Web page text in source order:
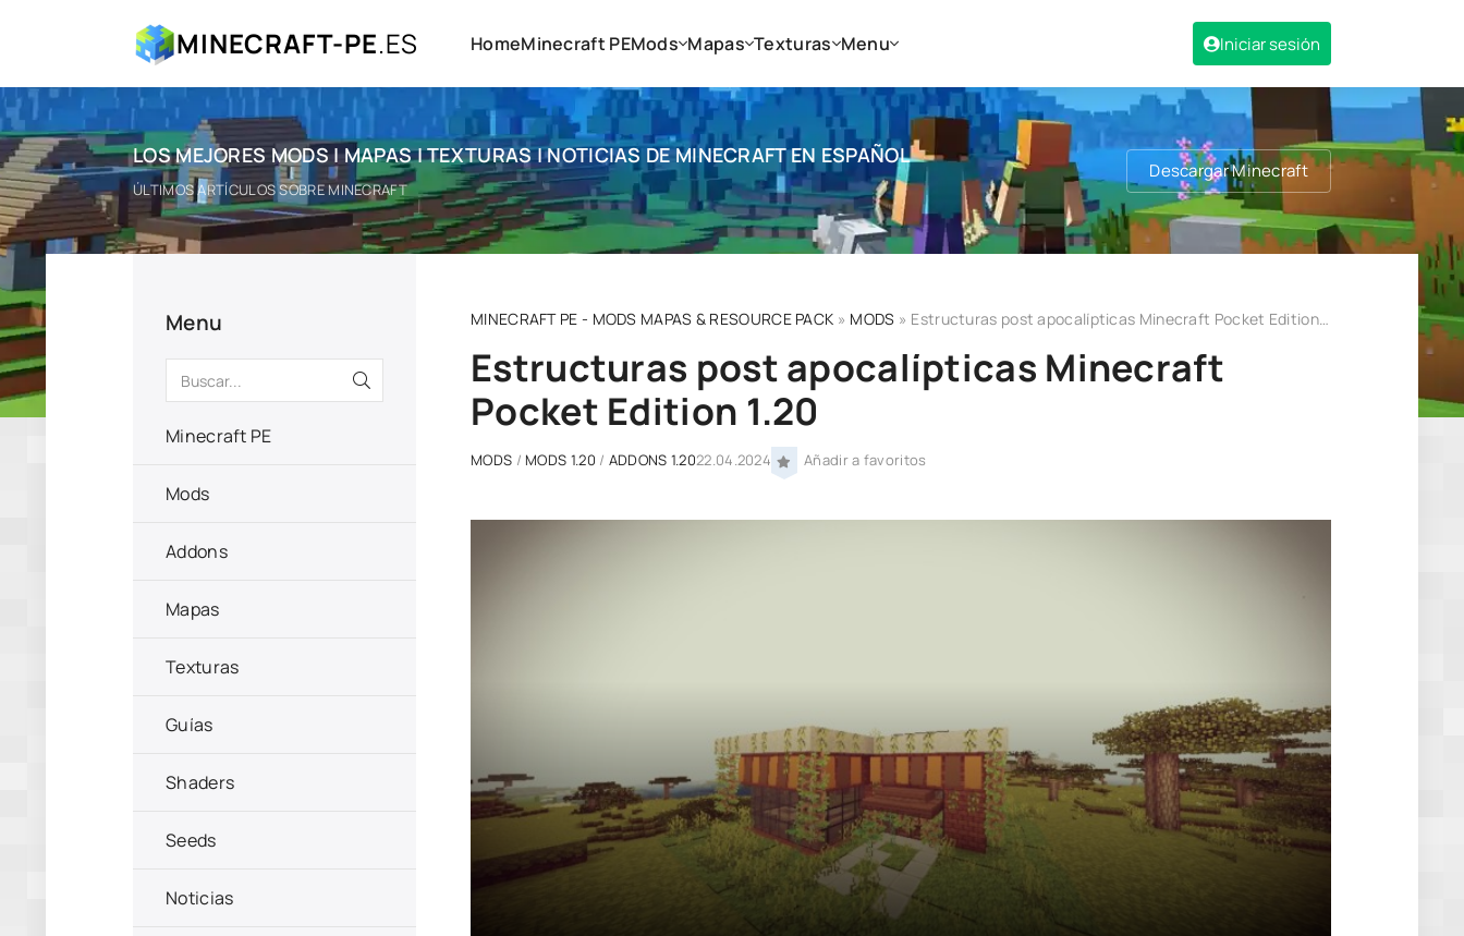
MINECRAFT-PE.ES HomeMinecraft PEMods Mapas Texturas Menu Iniciar sesión
LOS MEJORES MODS | MAPAS | TEXTURAS | NOTICIAS DE MINECRAFT EN ESPAÑOL
ÚLTIMOS ARTÍCULOS SOBRE MINECRAFT
Descargar Minecraft
MINECRAFT PE - MODS MAPAS & RESOURCE PACK » MODS » Estructuras post apocalípticas Minecraft Pocket Edition 1.20
Estructuras post apocalípticas Minecraft
Pocket Edition 1.20
MODS / MODS 1.20 / ADDONS 1.2022.04.2024 Añadir a favoritos
Menu
Minecraft PE
Mods
Addons
Mapas
Texturas
Guías
Shaders
Seeds
Noticias